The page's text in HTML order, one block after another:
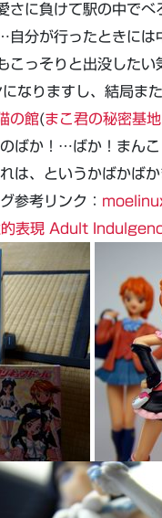
さに負けて駅の中で
分が行ったときには
こっそりと出没した
なりますし、結局ま
の館(まこ君の秘密基
のばか！…ばか！まん
は、というかばかば
参考リンク：
表現 Adult